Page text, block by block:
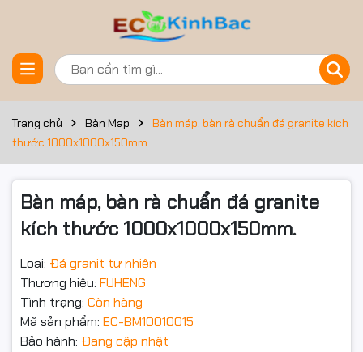
Trang chủ Bàn Map
Bàn máp, bàn rà chuẩn đá granite kích
thước 1000x1000x150mm.
Bàn máp, bàn rà chuẩn đá granite
kích thước 1000x1000x150mm.
Loại: Đá granit tự nhiên
Thương hiệu: FUHENG
Tình trạng: Còn hàng
Mã sản phẩm: EC-BM10010015
Bảo hành: Đang cập nhật
Đặt trước sản phẩm